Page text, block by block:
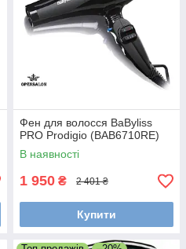
Фен для волосся BaByliss
PRO Prodigio (BAB6710RE)
В наявності
1 950 ₴ 2 401 ₴
Купити